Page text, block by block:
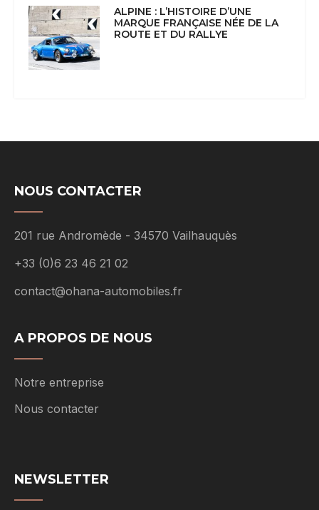
ALPINE : L’HISTOIRE D’UNE
MARQUE FRANÇAISE NÉE DE LA
ROUTE ET DU RALLYE
NOUS CONTACTER
201 rue Andromède - 34570 Vailhauquès
+33 (0)6 23 46 21 02
contact@ohana-automobiles.fr
A PROPOS DE NOUS
Notre entreprise
Nous contacter
NEWSLETTER